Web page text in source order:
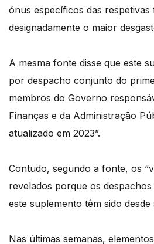
ónus específicos das respetivas
designadamente o maior
A mesma fonte disse que este
por despacho conjunto do
membros do Governo
Finanças e da Administração
atualizado em 2023”.
Contudo, segundo a fonte, os
revelados porque os
este suplemento têm sido desde
Nas últimas semanas,